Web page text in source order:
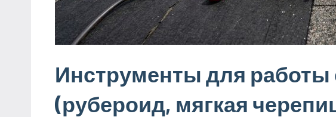
Инструменты для работы
(рубероид, мягкая